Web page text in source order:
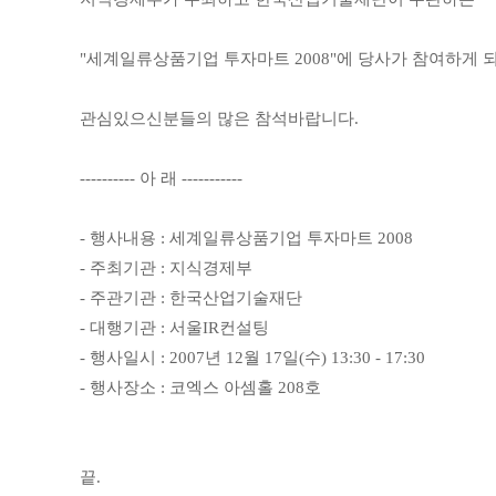
"세계일류상품기업 투자마트 2008"에 당사가 참여하게
관심있으신분들의 많은 참석바랍니다.
---------- 아 래 -----------
- 행사내용 : 세계일류상품기업 투자마트 2008
- 주최기관 : 지식경제부
- 주관기관 : 한국산업기술재단
- 대행기관 : 서울IR컨설팅
- 행사일시 : 2007년 12월 17일(수) 13:30 - 17:30
- 행사장소 : 코엑스 아셈홀 208호
끝.